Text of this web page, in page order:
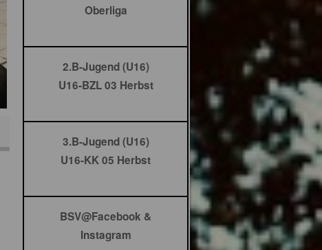
Oberliga
2.B-Jugend (U16)
U16-BZL 03 Herbst
3.B-Jugend (U16)
U16-KK 05 Herbst
BSV@Facebook &
Instagram